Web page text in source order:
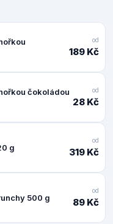
od
189 Kč
čokoládou
od
28 Kč
g
od
319 Kč
500 g
od
89 Kč